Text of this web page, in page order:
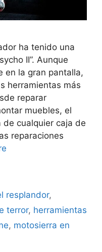
ha tenido una
II”. Aunque
en la gran pantalla,
herramientas más
reparar
muebles, el
cualquier caja de
reparaciones
resplandor,
terror, herramientas
, motosierra en